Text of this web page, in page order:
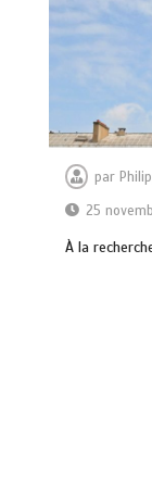
par
25
À la